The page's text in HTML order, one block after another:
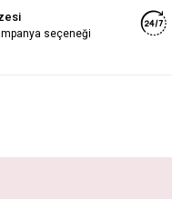
seçeneği